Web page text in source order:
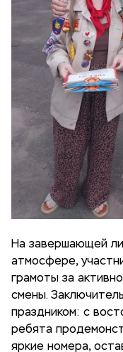
На завершающей
атмосфере,
грамоты за
смены.
праздником: с
ребята
яркие номера,